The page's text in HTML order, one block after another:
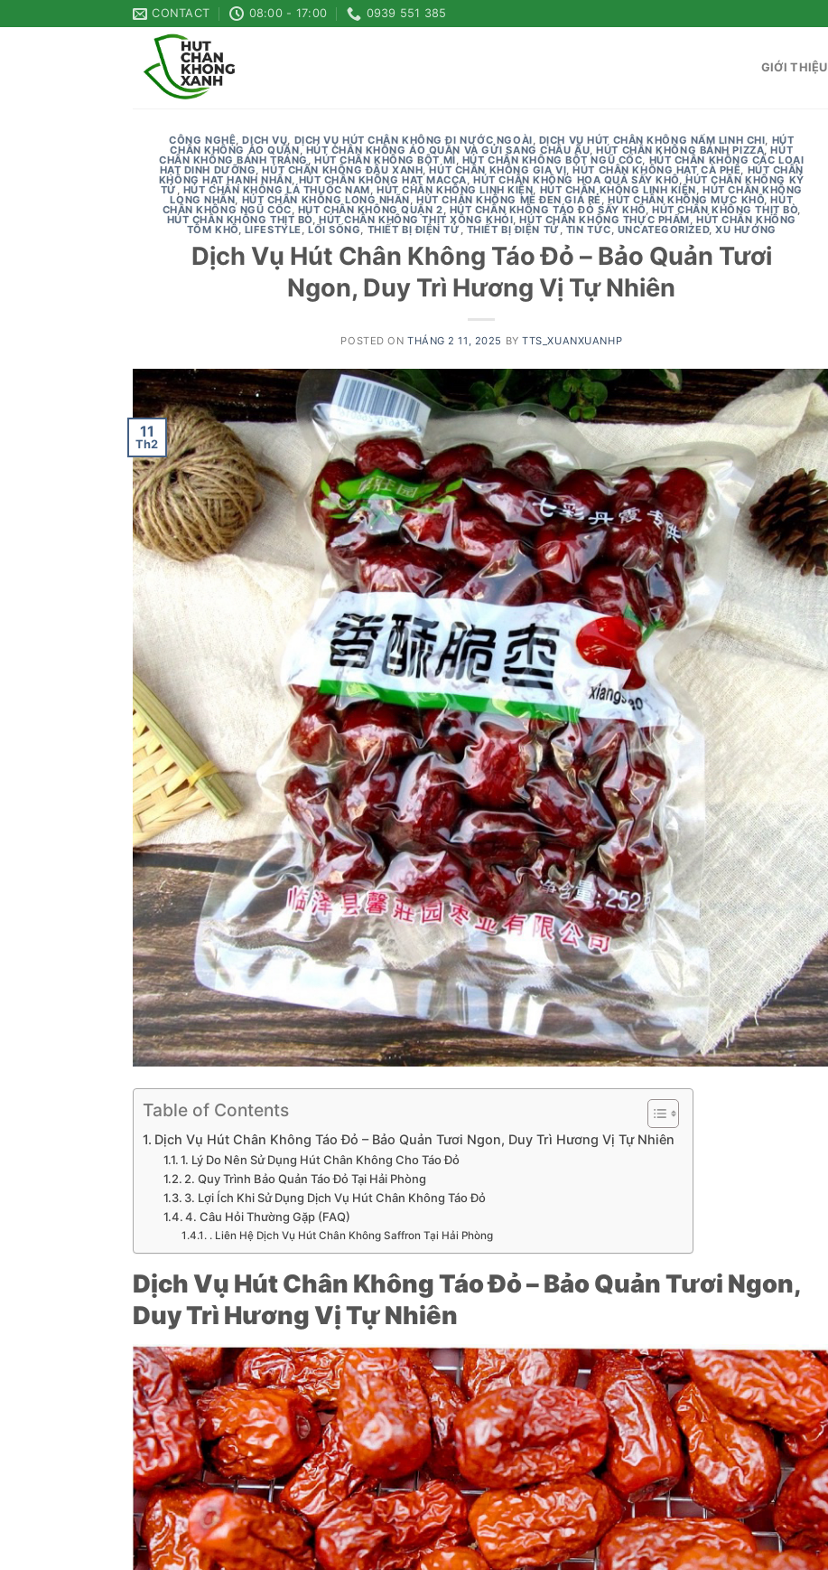
to
CONTACT 08:00 - 17:00 0939 551 385
GIỚI THIỆU
CÔNG NGHỆ,DỊCH VỤ, DỊCH VỤ HÚT CHÂN KHÔNG ĐI NƯỚC NGOÀI, DỊCH VỤ HÚT CHÂN KHÔNG NẤM LINH CHI, HÚT
CHÂN KHÔNG ÁO QUẦN, HÚT CHÂN KHÔNG ÁO QUẦN VÀ GỬI SANG CHÂU ÂU,HÚT CHÂN KHÔNG BÁNH PIZZA,HÚT
CHÂN KHÔNG BÁNH TRÁNG , HÚT CHÂN KHÔNG BỘT MÌ, HÚT CHÂN KHÔNG BỘT NGŨ CỐC, HÚT CHÂN KHÔNG CÁC LOẠI
HẠT DINH DƯỠNG,HÚT CHÂN KHÔNG ĐẬU XANH,HÚT CHÂN KHÔNG GIA VỊ,HÚT CHÂN KHÔNG HẠT CÀ PHÊ, HÚT CHÂN
KHÔNG HẠT HẠNH NHÂN, HÚT CHÂN KHÔNG HẠT MACCA,HÚT CHÂN KHÔNG HOA QUẢ SẤY KHÔ,HÚT CHÂN KHÔNG KỶ
TỬ , HÚT CHÂN KHÔNG LÁ THUỐC NAM, HÚT CHÂN KHÔNG LINH KIỆN, HÚT CHÂN KHÔNG LINH KIỆN,HÚT CHÂN KHÔNG
LONG NHÃN, HÚT CHÂN KHÔNG LONG NHÃN,HÚT CHÂN KHÔNG MÈ ĐEN GIÁ RẺ, HÚT CHÂN KHÔNG MỰC KHÔ,HÚT
CHÂN KHÔNG NGŨ CỐC, HUT CHÂN KHÔNG QUẬN 2, HÚT CHÂN KHÔNG TÁO ĐỎ SẤY KHÔ,HÚT CHÂN KHÔNG THỊT BÒ,
HÚT CHÂN KHÔNG THỊT BÒ,HÚT CHÂN KHÔNG THỊT XÔNG KHÓI,HÚT CHÂN KHÔNG THỰC PHẨM,HÚT CHÂN KHÔNG
TÔM KHÔ, LIFESTYLE, LỐI SỐNG, THIẾT BỊ ĐIỆN TỬ , THIẾT BỊ ĐIỆN TỬ , TIN TỨC, UNCATEGORIZED,XU HƯỚNG
Dịch Vụ Hút Chân Không Táo Đỏ – Bảo Quản Tươi
Ngon, Duy Trì Hương Vị Tự Nhiên
POSTED ONTHÁNG 2 11, 2025 BYTTS_XUANXUANHP
11
Th2
Table of Contents
Dịch Vụ Hút Chân Không Táo Đỏ – Bảo Quản Tươi Ngon, Duy Trì Hương Vị Tự Nhiên
1. Lý Do Nên Sử Dụng Hút Chân Không Cho Táo Đỏ
2. Quy Trình Bảo Quản Táo Đỏ Tại Hải Phòng
3. Lợi Ích Khi Sử Dụng Dịch Vụ Hút Chân Không Táo Đỏ
4. Câu Hỏi Thường Gặp (FAQ)
. Liên Hệ Dịch Vụ Hút Chân Không Saffron Tại Hải Phòng
Dịch Vụ Hút Chân Không Táo Đỏ – Bảo Quản Tươi Ngon,
Duy Trì Hương Vị Tự Nhiên